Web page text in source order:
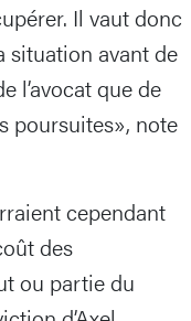
Il vaut donc
situation avant de
l’avocat que de
poursuites», note
cependant
des
ou partie du